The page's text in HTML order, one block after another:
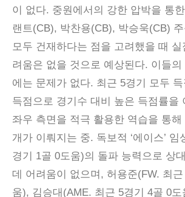
이 없다. 중원에서의 강한 압박을 통
랜트(CB), 박찬용(CB), 박승욱(CB)
모두 건재하다는 점을 고려했을 때 실
려움은 없을 것으로 예상된다. 이들의
에는 문제가 없다. 최근 5경기 모두
득점으로 경기수 대비 높은 득점률을
좌우 측면을 적극 활용한 역습을 통해
개가 이뤄지는 중. 독보적 ‘에이스’ 임
경기 1골 0도움)의 돌파 능력으로 상
데 어려움이 없으며, 허용준(FW. 최
움), 김승대(AME. 최근 5경기 4골 0